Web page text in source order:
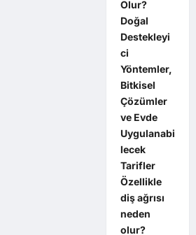
Olur?
Doğal
Destekleyi
ci
Yöntemler,
Bitkisel
Çözümler
ve Evde
Uygulanabi
lecek
Tarifler
Özellikle
diş ağrısı
neden
olur?